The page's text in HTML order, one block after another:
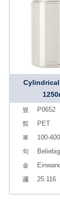
Cylindrical
P0652
PET
100-
25.116